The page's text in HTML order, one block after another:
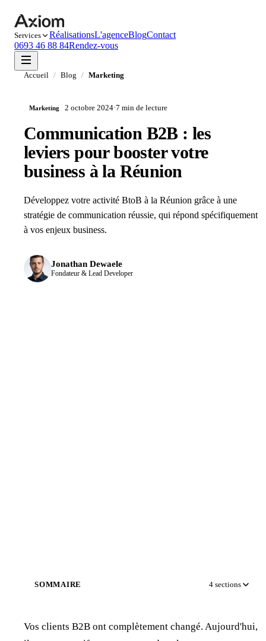
Services RéalisationsL'agenceBlogContact
0693 46 88 84Rendez-vous
Accueil / Blog / Marketing
Marketing 2 octobre 2024·7 min de lecture
Communication B2B : les
leviers pour booster votre
business à la Réunion
Développez votre activité BtoB à la Réunion grâce à une
stratégie de communication réussie, qui répond spécifiquement
à vos enjeux business.
Jonathan Dewaele
Fondateur & Lead Developer
SOMMAIRE 4 sections
Vos clients B2B ont complètement changé. Aujourd'hui,